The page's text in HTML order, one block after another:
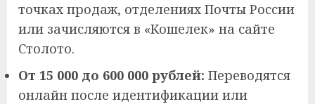
точках продаж, отделениях Почты России
или зачисляются в «Кошелек» на сайте
Столото.
От 15 000 до 600 000 рублей: Переводятся
онлайн после идентификации или